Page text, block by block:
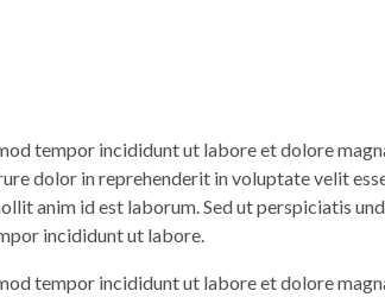
tempor incididunt ut labore et dolore
dolor in reprehenderit in voluptate velit
anim id est laborum. Sed ut perspiciatis
incididunt ut labore.
tempor incididunt ut labore et dolore